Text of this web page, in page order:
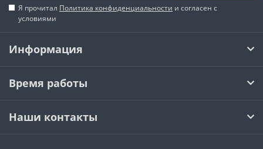
Я прочитал Политика конфиденциальности и согласен с
условиями
Информация
Время работы
Наши контакты